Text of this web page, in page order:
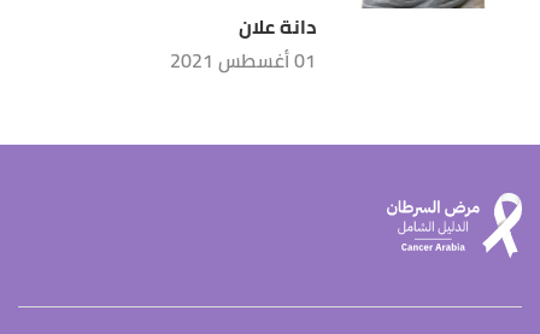
دانة علان
01 أغسطس 2021